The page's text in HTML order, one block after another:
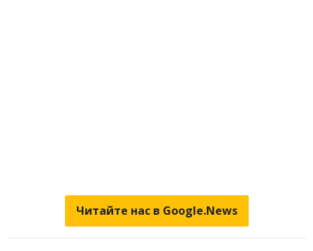
Читайте нас в Google.News